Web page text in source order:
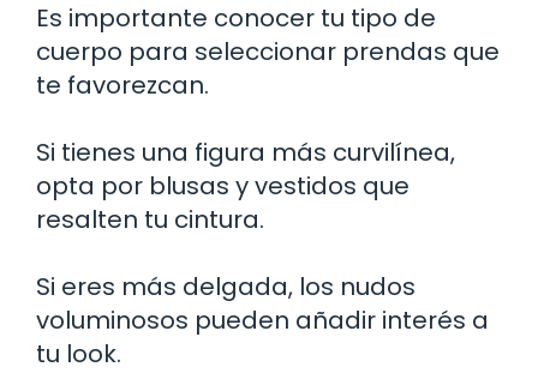
Es importante conocer tu tipo de
cuerpo para seleccionar prendas que
te favorezcan.
Si tienes una figura más curvilínea,
opta por blusas y vestidos que
resalten tu cintura.
Si eres más delgada, los nudos
voluminosos pueden añadir interés a
tu look.